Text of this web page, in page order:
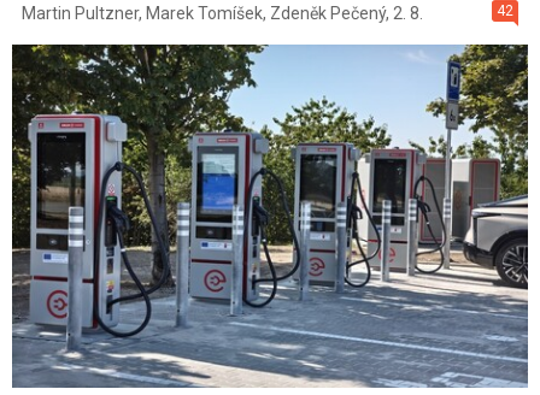
42
Martin Pultzner, Marek Tomíšek, Zdeněk Pečený, 2. 8.